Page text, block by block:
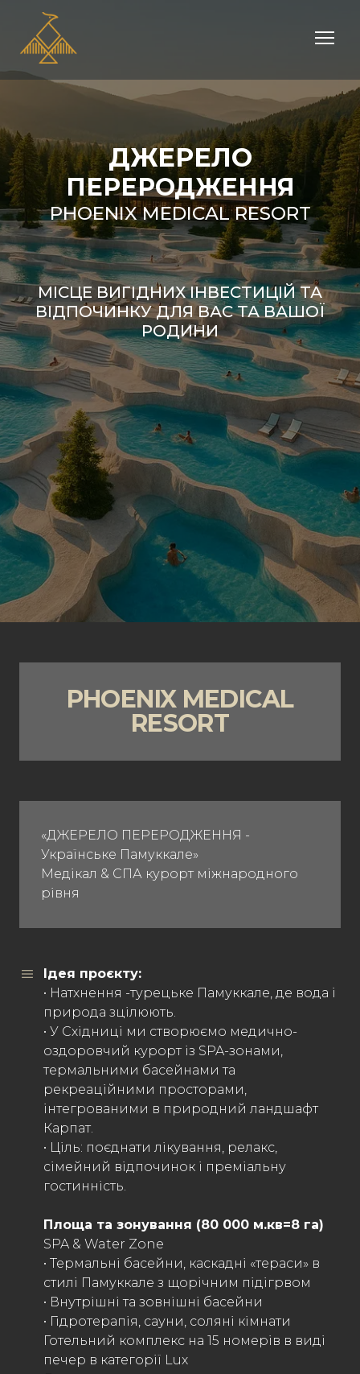
ДЖЕРЕЛО
ПЕРЕРОДЖЕННЯ
PHOENIX MEDICAL RESORT
МІСЦЕ ВИГІДНИХ ІНВЕСТИЦІЙ ТА
ВІДПОЧИНКУ ДЛЯ ВАС ТА ВАШОЇ
РОДИНИ
PHOENIX MEDICAL
RESORT
«ДЖЕРЕЛО ПЕРЕРОДЖЕННЯ -
Українське Памуккале»
Медікал & СПА курорт міжнародного
рівня
Ідея проєкту:
• Натхнення -турецьке Памуккале, де вода і
природа зцілюють.
• У Східниці ми створюємо медично-
оздоровчий курорт із SPA-зонами,
термальними басейнами та
рекреаційними просторами,
інтегрованими в природний ландшафт
Карпат.
• Ціль: поєднати лікування, релакс,
сімейний відпочинок і преміальну
гостинність.
Площа та зонування (80 000 м.кв=8 га)
SPA & Water Zone
• Термальні басейни, каскадні «тераси» в
стилі Памуккале з щорічним підігрвом
• Внутрішні та зовнішні басейни
• Гідротерапія, сауни, соляні кімнати
Готельний комплекс на 15 номерів в виді
печер в категорії Lux